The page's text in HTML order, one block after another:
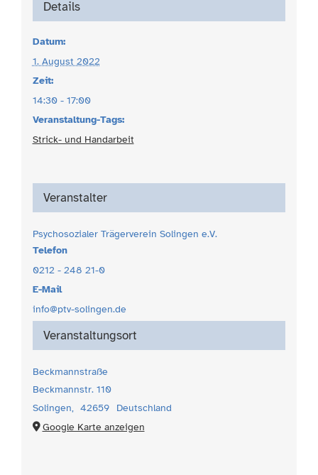
Details
Datum:
1. August 2022
Zeit:
14:30 - 17:00
Veranstaltung-Tags:
Strick- und Handarbeit
Veranstaltungsort
Beckmannstraße
Beckmannstr. 110
Solingen, 42659
Deutschland
Google Karte anzeigen
Veranstalter
Psychosozialer Trägerverein Solingen e.V.
Telefon
0212 - 248 21-0
E-Mail
info@ptv-solingen.de